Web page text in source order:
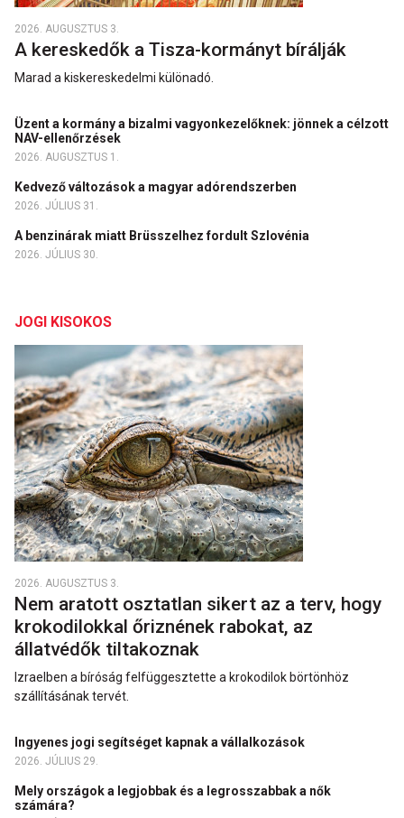
2026. AUGUSZTUS 3.
A kereskedők a Tisza-kormányt bírálják
Marad a kiskereskedelmi különadó.
Üzent a kormány a bizalmi vagyonkezelőknek: jönnek a célzott
NAV-ellenőrzések
2026. AUGUSZTUS 1.
Kedvező változások a magyar adórendszerben
2026. JÚLIUS 31.
A benzinárak miatt Brüsszelhez fordult Szlovénia
2026. JÚLIUS 30.
JOGI KISOKOS
2026. AUGUSZTUS 3.
Nem aratott osztatlan sikert az a terv, hogy
krokodilokkal őriznének rabokat, az
állatvédők tiltakoznak
Izraelben a bíróság felfüggesztette a krokodilok börtönhöz
szállításának tervét.
Ingyenes jogi segítséget kapnak a vállalkozások
2026. JÚLIUS 29.
Mely országok a legjobbak és a legrosszabbak a nők
számára?